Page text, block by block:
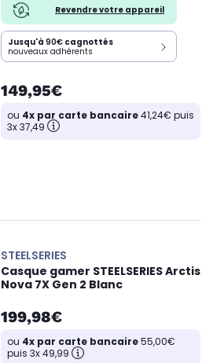
Revendre votre appareil
Jusqu'à 90€ cagnottés
nouveaux adhérents
149,95€
ou 4x par carte bancaire41,24€ puis
3x 37,49
STEELSERIES
Casque gamer STEELSERIES Arctis
Nova 7X Gen 2 Blanc
199,98€
ou 4x par carte bancaire55,00€
puis 3x 49,99